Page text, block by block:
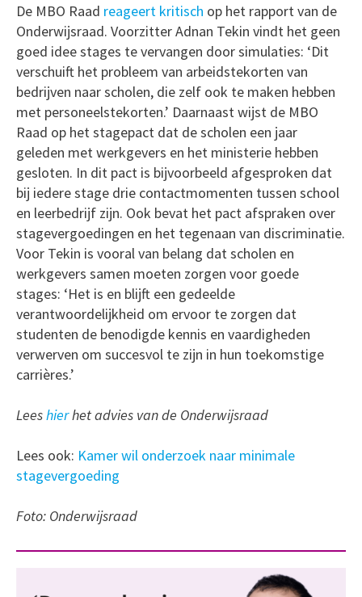
De MBO Raad reageert kritisch op het rapport van de
Onderwijsraad. Voorzitter Adnan Tekin vindt het geen
goed idee stages te vervangen door simulaties: ‘Dit
verschuift het probleem van arbeidstekorten van
bedrijven naar scholen, die zelf ook te maken hebben
met personeelstekorten.’ Daarnaast wijst de MBO
Raad op het stagepact dat de scholen een jaar
geleden met werkgevers en het ministerie hebben
gesloten. In dit pact is bijvoorbeeld afgesproken dat
bij iedere stage drie contactmomenten tussen school
en leerbedrijf zijn. Ook bevat het pact afspraken over
stagevergoedingen en het tegenaan van discriminatie.
Voor Tekin is vooral van belang dat scholen en
werkgevers samen moeten zorgen voor goede
stages: ‘Het is en blijft een gedeelde
verantwoordelijkheid om ervoor te zorgen dat
studenten de benodigde kennis en vaardigheden
verwerven om succesvol te zijn in hun toekomstige
carrières.’
Leeshierhet advies van de Onderwijsraad
Lees ook: Kamer wil onderzoek naar minimale
stagevergoeding
Foto: Onderwijsraad